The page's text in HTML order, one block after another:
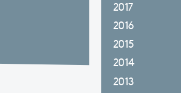
2017
2016
2015
2014
2013